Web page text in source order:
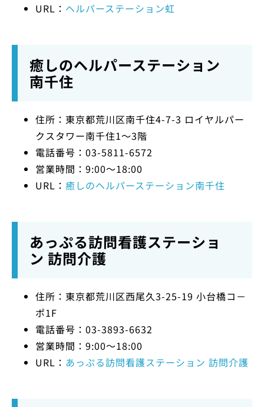
URL： ヘルパーステーション虹
癒しのヘルパーステーション
南千住
住所：東京都荒川区南千住4-7-3 ロイヤルパー
クスタワー南千住1～3階
電話番号：03-5811-6572
営業時間：9:00～18:00
URL： 癒しのヘルパーステーション南千住
あっぷる訪問看護ステーショ
ン 訪問介護
住所：東京都荒川区西尾久3-25-19 小台橋コ－
ポ1F
電話番号：03-3893-6632
営業時間：9:00～18:00
URL： あっぷる訪問看護ステーション 訪問介護